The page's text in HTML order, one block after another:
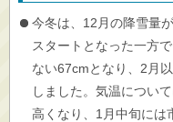
今冬は、12月の降雪量
スタートとなった一方
ない67cmとなり、2月
しました。気温につい
高くなり、1月中旬には